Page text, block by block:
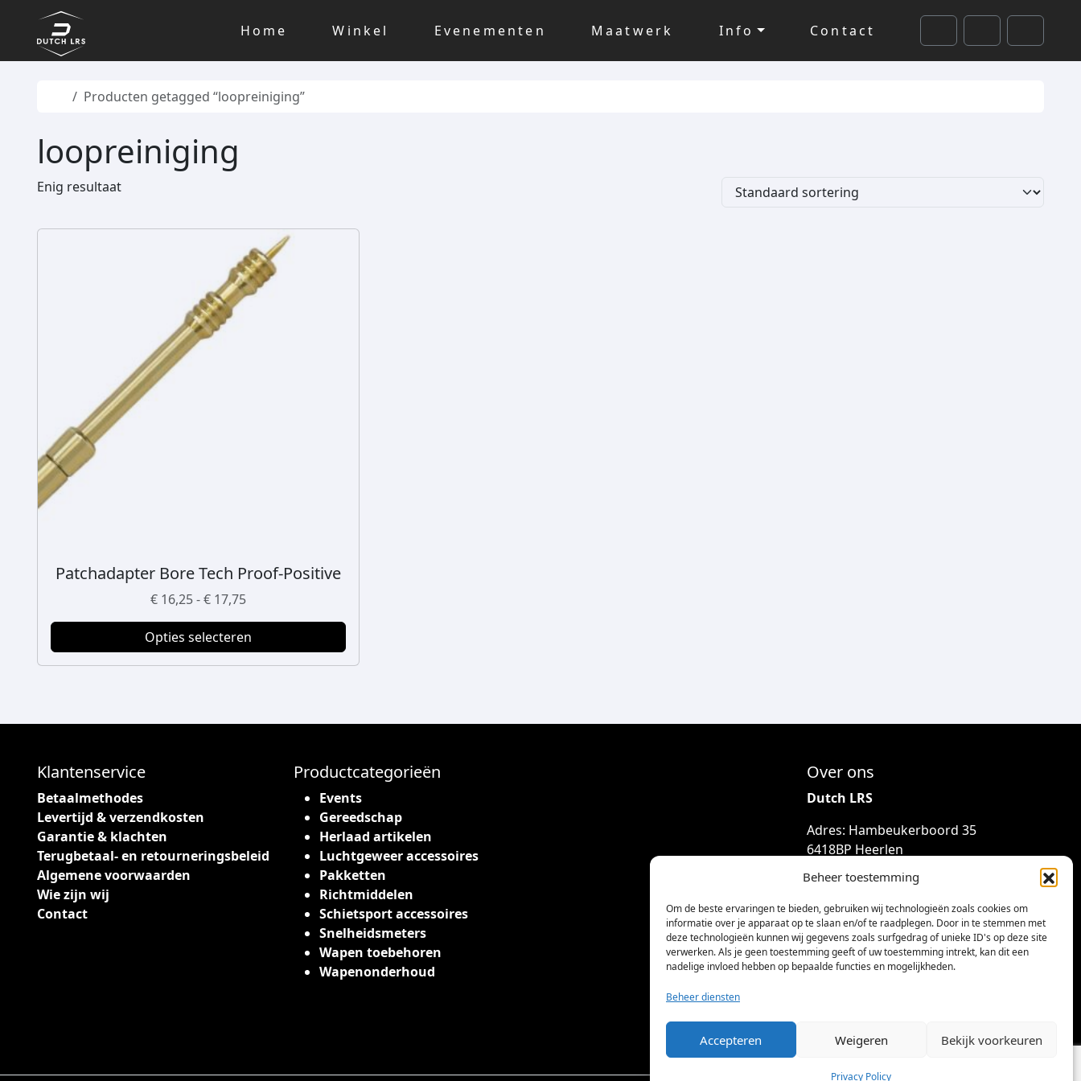
Beheer toestemming
Om de beste ervaringen te bieden, gebruiken wij technologieën zoals cookies om
informatie over je apparaat op te slaan en/of te raadplegen. Door in te stemmen met
deze technologieën kunnen wij gegevens zoals surfgedrag of unieke ID's op deze site
verwerken. Als je geen toestemming geeft of uw toestemming intrekt, kan dit een
nadelige invloed hebben op bepaalde functies en mogelijkheden.
Beheer diensten
Accepteren Weigeren Bekijk voorkeuren
Privacy Policy
Skip to content
Skip to footer
Home
Winkel Evenementen Maatwerk Info
Contact
SearchAccountCart
Home
Producten getagged “loopreiniging”
loopreiniging
Enig resultaat
Patchadapter Bore Tech Proof-Positive
€16,25-€17,75P
r
i
j
Opties selecteren
D
p
r
o
c
h
e
f
t
m
e
e
r
i
Klantenservice
Betaalmethodes
Levertijd & verzendkosten
Garantie & klachten
Terugbetaal- en retourneringsbeleid
Algemene voorwaarden
Wie zijn wij
Contact
Productcategorieën
Events
Gereedschap
Herlaad artikelen
Luchtgeweer accessoires
Pakketten
Richtmiddelen
Schietsport accessoires
Snelheidsmeters
Wapen toebehoren
Wapenonderhoud
Over ons
Dutch LRS
Adres: Hambeukerboord 35
6418BP Heerlen
(geen bezoekadres)
info@dutchlrs.nl
+31 45 2123953
KvK-nummer: 96002824
Btw-id: NL867424114B01